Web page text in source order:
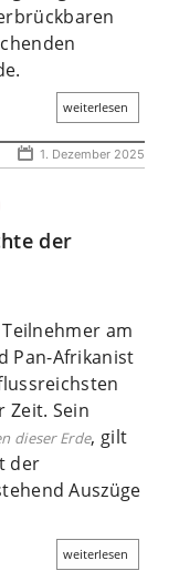
weiterlesen
1. Dezember 2025
der
am
Pan-Afrikanist
Zeit. Sein
dieser Erde, gilt
der
Auszüge
weiterlesen